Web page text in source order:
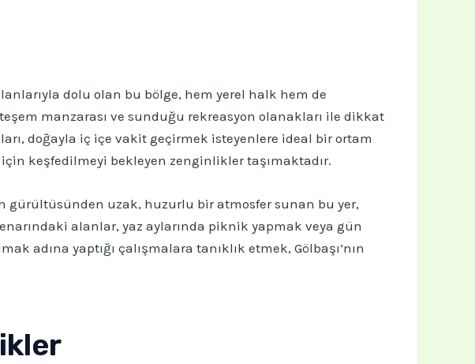
dolu olan bu bölge, hem yerel halk hem de
manzarası ve sunduğu rekreasyon olanakları ile dikkat
doğayla iç içe vakit geçirmek isteyenlere ideal bir ortam
keşfedilmeyi bekleyen zenginlikler taşımaktadır.
gürültüsünden uzak, huzurlu bir atmosfer sunan bu yer,
alanlar, yaz aylarında piknik yapmak veya gün
adına yaptığı çalışmalara tanıklık etmek, Gölbaşı’nın